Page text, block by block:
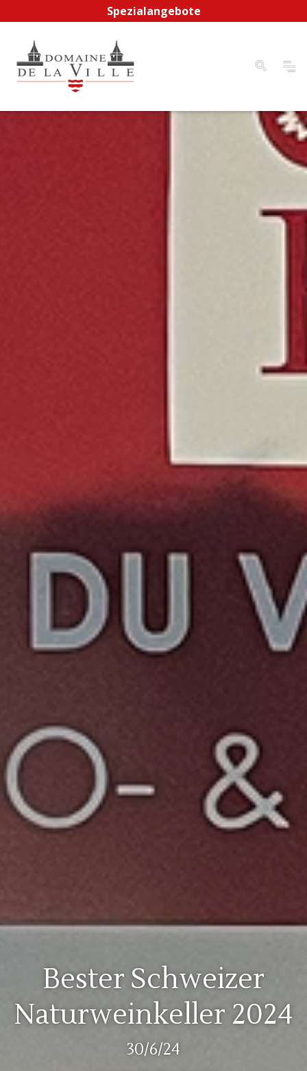
Spezialangebote
Bester Schweizer
Naturweinkeller 2024
30/6/24